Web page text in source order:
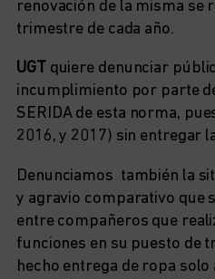
renovación de la misma se
trimestre de cada año.
UGT quiere denunciar
incumplimiento por parte
SERIDA de esta norma,
2016, y 2017) sin entregar
Denunciamos también la
y agravio comparativo que
entre compañeros que
funciones en su puesto de
hecho entrega de ropa